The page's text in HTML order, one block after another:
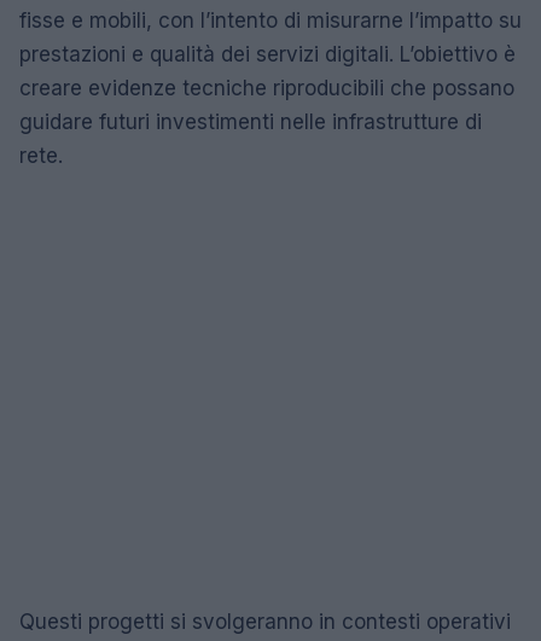
fisse e mobili, con l’intento di misurarne l’impatto su
prestazioni e qualità dei servizi digitali. L’obiettivo è
creare evidenze tecniche riproducibili che possano
guidare futuri investimenti nelle infrastrutture di
rete.
Questi progetti si svolgeranno in contesti operativi